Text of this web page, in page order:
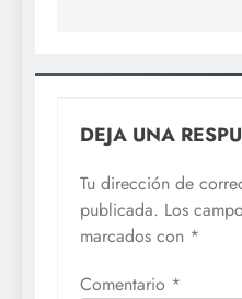
DEJA UNA
Tu dirección de
publicada. Los
marcados con *
Comentario *